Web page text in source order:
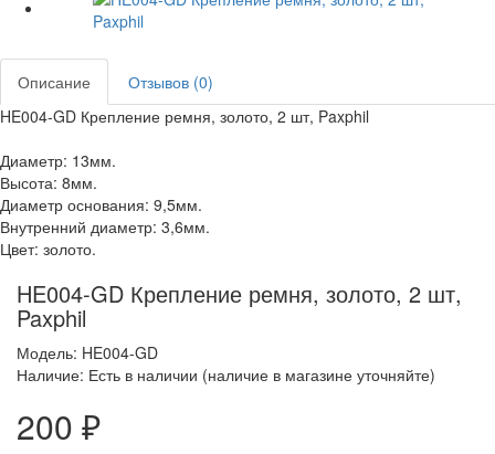
Описание
Отзывов (0)
HE004-GD Крепление ремня, золото, 2 шт, Paxphil
Диаметр: 13мм.
Высота: 8мм.
Диаметр основания: 9,5мм.
Внутренний диаметр: 3,6мм.
Цвет: золото.
HE004-GD Крепление ремня, золото, 2 шт,
Paxphil
Модель: HE004-GD
Наличие: Есть в наличии (наличие в магазине уточняйте)
200 ₽